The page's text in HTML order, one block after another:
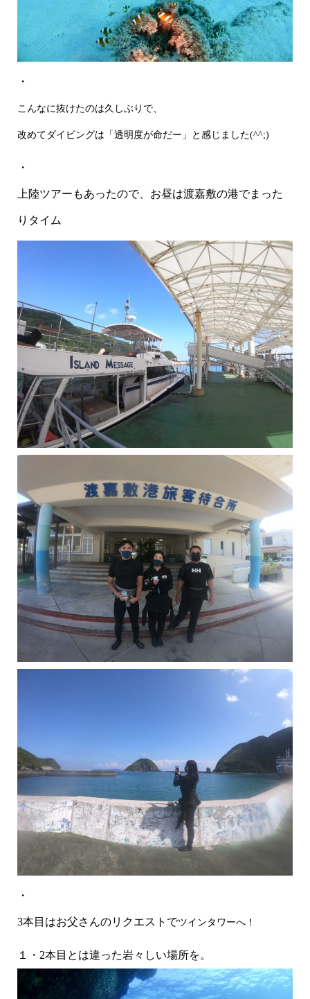
・
こんなに抜けたのは久しぶりで、
改めてダイビングは「透明度が命だー」と感じました(^^;)
・
上陸ツアーもあったので、お昼は渡嘉敷の港でまった
りタイム
・
3本目はお父さんのリクエストでツインタワーへ！
１・2本目とは違った岩々しい場所を。